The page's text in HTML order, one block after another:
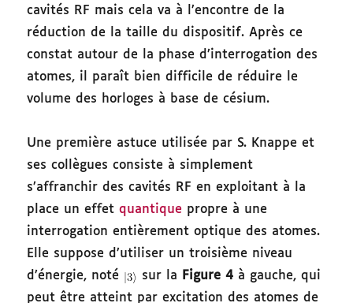
cavités RF mais cela va à l’encontre de la
réduction de la taille du dispositif. Après ce
constat autour de la phase d’interrogation des
atomes, il paraît bien difficile de réduire le
volume des horloges à base de césium.
Une première astuce utilisée par S. Knappe et
ses collègues consiste à simplement
s’affranchir des cavités RF en exploitant à la
place un effetquantique propre à une
interrogation entièrement optique des atomes.
Elle suppose d’utiliser un troisième niveau
d’énergie, noté
sur la Figure 4 à gauche, qui
peut être atteint par excitation des atomes de